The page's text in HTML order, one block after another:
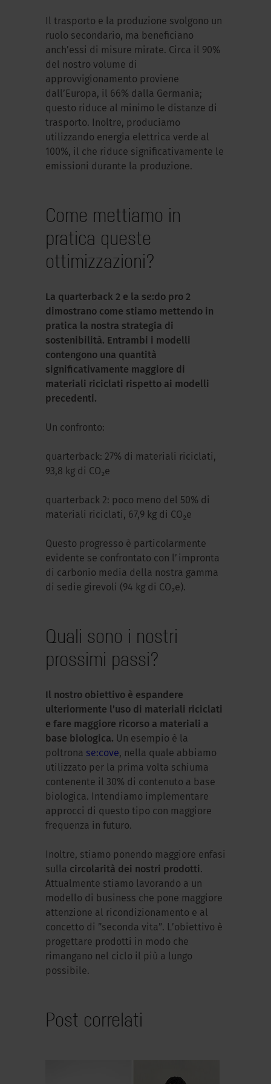
Il trasporto e la produzione svolgono un
ruolo secondario, ma beneficiano
anch’essi di misure mirate. Circa il 90%
del nostro volume di
approvvigionamento proviene
dall’Europa, il 66% dalla Germania;
questo riduce al minimo le distanze di
trasporto. Inoltre, produciamo
utilizzando energia elettrica verde al
100%, il che riduce significativamente le
emissioni durante la produzione.
Come mettiamo in
pratica queste
ottimizzazioni?
La quarterback 2 e la se:do pro 2
dimostrano come stiamo mettendo in
pratica la nostra strategia di
sostenibilità. Entrambi i modelli
contengono una quantità
significativamente maggiore di
materiali riciclati rispetto ai modelli
precedenti.
Un confronto:
quarterback: 27% di materiali riciclati,
93,8 kg di CO₂e
quarterback 2: poco meno del 50% di
materiali riciclati, 67,9 kg di CO₂e
Questo progresso è particolarmente
evidente se confrontato con l’impronta
di carbonio media della nostra gamma
di sedie girevoli (94 kg di CO₂e).
Quali sono i nostri
prossimi passi?
Il nostro obiettivo è espandere
ulteriormente l’uso di materiali riciclati
e fare maggiore ricorso a materiali a
base biologica. Un esempio è la
poltrona se:cove, nella quale abbiamo
utilizzato per la prima volta schiuma
contenente il 30% di contenuto a base
biologica. Intendiamo implementare
approcci di questo tipo con maggiore
frequenza in futuro.
Inoltre, stiamo ponendo maggiore enfasi
sulla circolarità dei nostri prodotti.
Attualmente stiamo lavorando a un
modello di business che pone maggiore
attenzione al ricondizionamento e al
concetto di ”seconda vita”. L’obiettivo è
progettare prodotti in modo che
rimangano nel ciclo il più a lungo
possibile.
Post correlati